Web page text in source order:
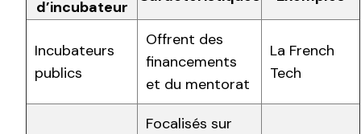
d’incubateur
Incubateurs
publics
Offrent des
financements
et du mentorat
La French
Tech
Focalisés sur